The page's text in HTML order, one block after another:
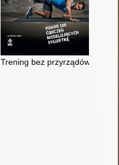
Trening bez przyrządów :